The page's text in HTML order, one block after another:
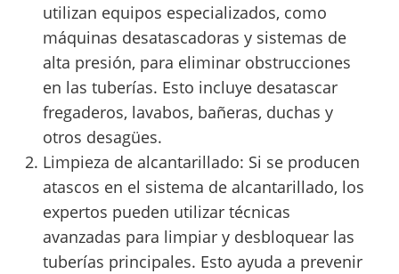
utilizan equipos especializados, como
máquinas desatascadoras y sistemas de
alta presión, para eliminar obstrucciones
en las tuberías. Esto incluye desatascar
fregaderos, lavabos, bañeras, duchas y
otros desagües.
Limpieza de alcantarillado: Si se producen
atascos en el sistema de alcantarillado, los
expertos pueden utilizar técnicas
avanzadas para limpiar y desbloquear las
tuberías principales. Esto ayuda a prevenir